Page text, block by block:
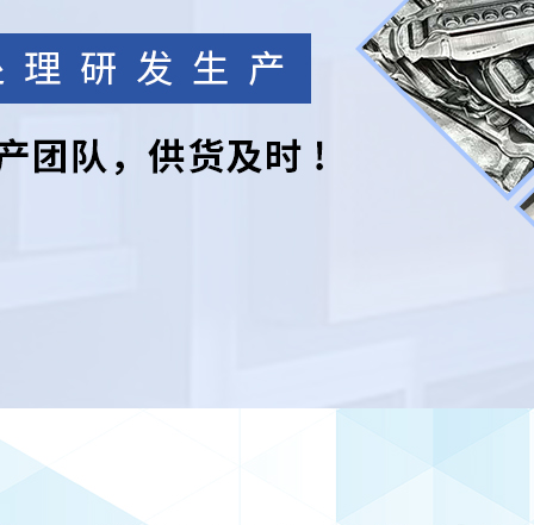
鋁合金
材型材類
鋁合金
自行車前叉類
鋁合金
滑板電動車